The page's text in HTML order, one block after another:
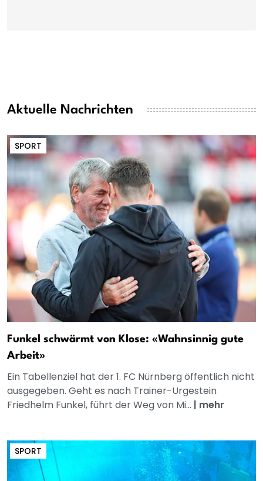
Aktuelle Nachrichten
SPORT
Funkel schwärmt von Klose: «Wahnsinnig gute
Arbeit»
Ein Tabellenziel hat der 1. FC Nürnberg öffentlich nicht
ausgegeben. Geht es nach Trainer-Urgestein
Friedhelm Funkel, führt der Weg von Mi... | mehr
SPORT